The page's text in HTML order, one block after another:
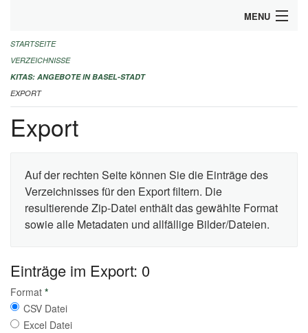
MENU
ALLGEMEINE INFORMATIONEN
IMPRESSUM
STARTSEITE
VERZEICHNISSE
KITAS: ANGEBOTE IN BASEL-STADT
EXPORT
Export
Auf der rechten Seite können Sie die Einträge des
Verzeichnisses für den Export filtern. Die
resultierende Zip-Datei enthält das gewählte Format
sowie alle Metadaten und allfällige Bilder/Dateien.
Einträge im Export: 0
Format *
CSV Datei
Excel Datei